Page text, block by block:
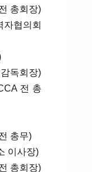
총회장)
협의회
독회장)
전 총
총무)
이사장)
총회장)